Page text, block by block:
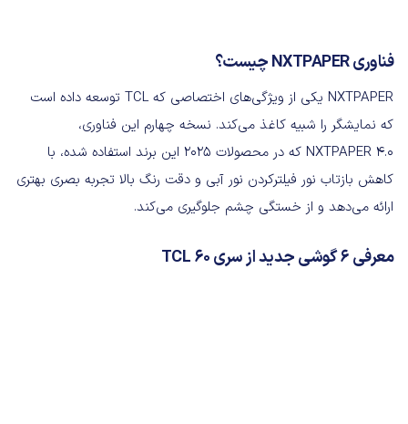
فناوری NXTPAPER چیست؟
NXTPAPER یکی از ویژگی‌های اختصاصی که TCL توسعه‌ داده است
که نمایشگر را شبیه کاغذ می‌کند. نسخه چهارم این فناوری،
NXTPAPER 4.0 که در محصولات 2025 این برند استفاده شده، با
کاهش بازتاب نور فیلترکردن نور آبی و دقت رنگ بالا تجربه بصری بهتری
ارائه می‌دهد و از خستگی چشم جلوگیری می‌کند.
معرفی ۶ گوشی جدید از سری TCL 60